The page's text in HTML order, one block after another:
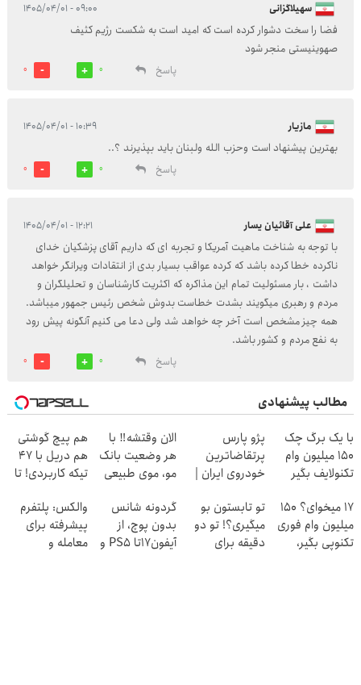
سهیلاگزانی ۰۹:۰۰ - ۱۴۰۵/۰۴/۰۱
فضا را سخت دشوار کرده است که امید است به شکست رژیم کثیف
صهوینیستی منجر شود
پاسخ
0
0
مازیار ۱۰:۳۹ - ۱۴۰۵/۰۴/۰۱
بهترین پیشنهاد است وحزب الله ولبنان باید بپذیرند ؟..
پاسخ
0
0
علی آقائیان یسار ۱۲:۲۱ - ۱۴۰۵/۰۴/۰۱
با توجه به شناخت ماهیت آمریکا و تجربه ای که داریم آقای پزشکیان خدای
ناکرده خطا کرده باشد که کرده عواقب بسیار بدی از انتقادات ویرانگر خواهد
داشت ، بار مسئولیت تمام این مذاکره که اکثریت کارشناسان و تحلیلگران و
مردم و رهبری میگویند بشدت خطاست بدوش شخص رئیس جمهور میباشد.
همه چیز مشخص است آخر چه خواهد شد ولی دعا می کنیم آنگونه پیش رود
به نفع مردم و کشور باشد.
پاسخ
0
0
مطالب پیشنهادی
با یک برگ چک
150 میلیون وام
تکنولایف بگیر
پژو پارس
پرتقاضاترین
خودروی ایران |
فرصت رو از
دست نده!
الان وقتشه‼️ با
هر وضعیت بانک
مو، موی طبیعی
هم پیچ گوشتی
هم دریل با 47
تیکه کاربردی! تا
بخرش!🔥
17 میخوای؟ 150
میلیون وام فوری
تکنوپی بگیر،
تو تابستون بو
میگیری؟! تو دو
دقیقه برای
گردونه شانس
بدون پوچ، از
آیفون17تا PS5 و
والکس: پلتفرم
پیشرفته برای
معامله و